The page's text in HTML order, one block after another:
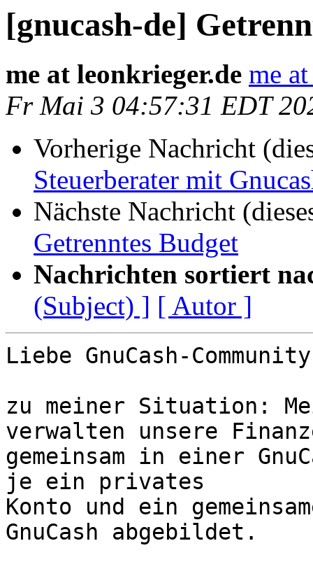
[gnucash-de]
me at leonkrieger.de me
Fr Mai 3 04:57:31 EDT
Vorherige Nachricht
Steuerberater mit
Nächste Nachricht
Getrenntes Budget
Nachrichten sortiert
(Subject) ] [ Autor ]
Liebe GnuCash-
zu meiner Situation:
verwalten unsere
gemeinsam in einer
je ein privates
Konto und ein
GnuCash abgebildet.